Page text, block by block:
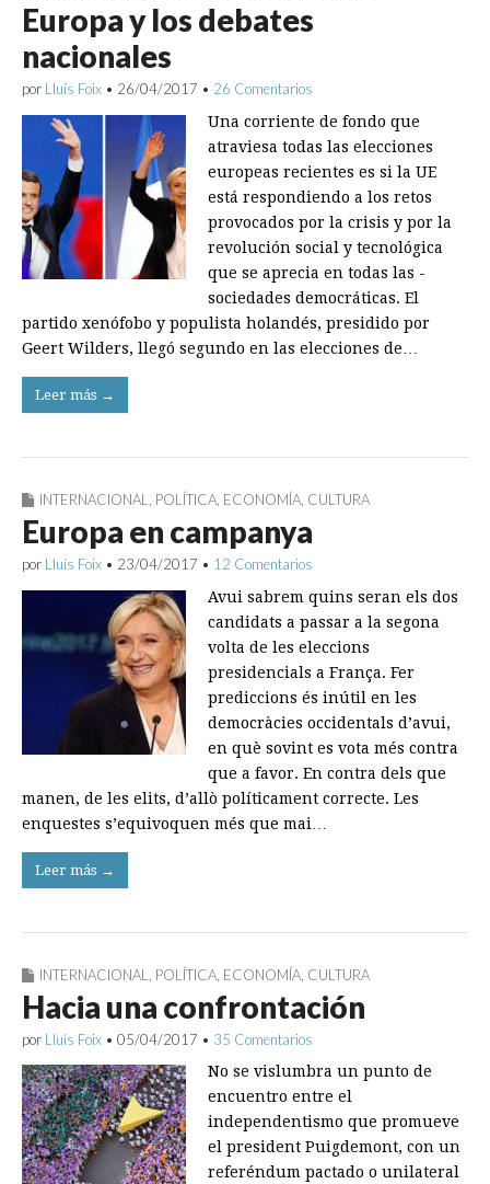
Europa y los debates
nacionales
por Lluís Foix • 26/04/2017 • 26 Comentarios
Una corriente de fondo que
atraviesa todas las elecciones
europeas recientes es si la UE
está respondiendo a los retos
provocados por la crisis y por la
revolución social y tecnológica
que se aprecia en todas las ­
sociedades democráticas. El
partido xenófobo y populista holandés, presidido por
Geert Wilders, llegó segundo en las elecciones de…
Leer más →
INTERNACIONAL POLÍTICA ECONOMÍA CULTURA
Europa en campanya
por Lluís Foix • 23/04/2017 • 12 Comentarios
Avui sabrem quins seran els dos
candidats a passar a la segona
volta de les eleccions
presidencials a França. Fer
prediccions és inútil en les
democràcies occidentals d’avui,
en què sovint es vota més contra
que a favor. En contra dels que
manen, de les elits, d’allò políticament correcte. Les
enquestes s’equivoquen més que mai…
Leer más →
INTERNACIONAL POLÍTICA ECONOMÍA CULTURA
Hacia una confrontación
por Lluís Foix • 05/04/2017 • 35 Comentarios
No se vislumbra un punto de
encuentro entre el
independentismo que promueve
el president Puigdemont, con un
referéndum pactado o unilateral